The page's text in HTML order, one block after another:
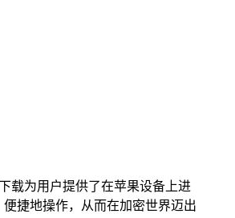
载为用户提供了在苹果设备上进
捷地操作，从而在加密世界迈出